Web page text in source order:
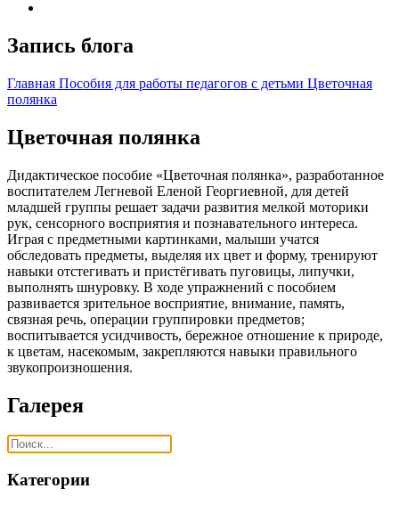
Запись блога
Главная Пособия для работы педагогов с детьми Цветочная
полянка
Цветочная полянка
Дидактическое пособие «Цветочная полянка», разработанное
воспитателем Легневой Еленой Георгиевной, для детей
младшей группы решает задачи развития мелкой моторики
рук, сенсорного восприятия и познавательного интереса.
Играя с предметными картинками, малыши учатся
обследовать предметы, выделяя их цвет и форму, тренируют
навыки отстегивать и пристёгивать пуговицы, липучки,
выполнять шнуровку. В ходе упражнений с пособием
развивается зрительное восприятие, внимание, память,
связная речь, операции группировки предметов;
воспитывается усидчивость, бережное отношение к природе,
к цветам, насекомым, закрепляются навыки правильного
звукопроизношения.
Галерея
Категории